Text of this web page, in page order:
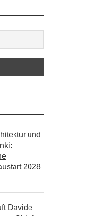
und
2028
Davide